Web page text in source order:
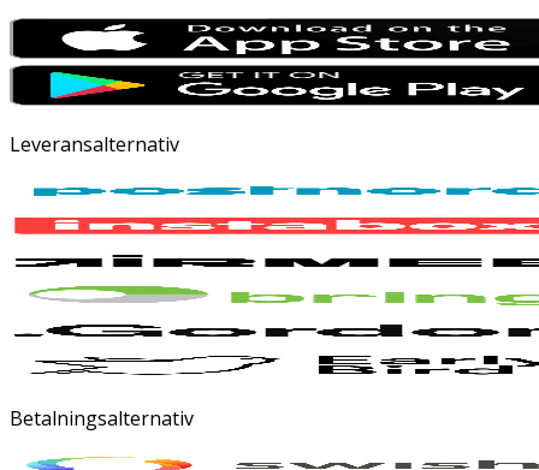
Leveransalternativ
Betalningsalternativ